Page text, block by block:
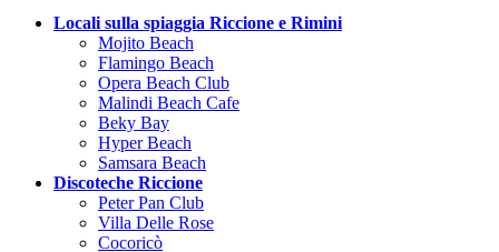
Locali sulla spiaggia Riccione e Rimini
Mojito Beach
Flamingo Beach
Opera Beach Club
Malindi Beach Cafe
Beky Bay
Hyper Beach
Samsara Beach
Discoteche Riccione
Peter Pan Club
Villa Delle Rose
Cocoricò